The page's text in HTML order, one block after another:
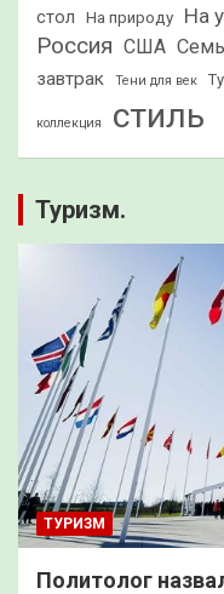
стол
На природу На
Россия США
завтрак
Тени для век
коллекция стиль
Туризм.
ТУРИЗМ
Политолог